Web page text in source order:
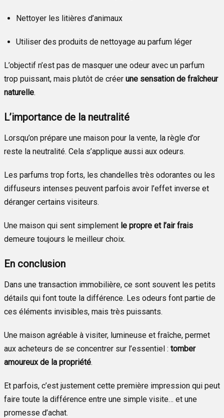
Nettoyer les litières d’animaux
Utiliser des produits de nettoyage au parfum léger
L’objectif n’est pas de masquer une odeur avec un parfum
trop puissant, mais plutôt de créer une sensation de fraîcheur
naturelle.
L’importance de la neutralité
Lorsqu’on prépare une maison pour la vente, la règle d’or
reste la neutralité. Cela s’applique aussi aux odeurs.
Les parfums trop forts, les chandelles très odorantes ou les
diffuseurs intenses peuvent parfois avoir l’effet inverse et
déranger certains visiteurs.
Une maison qui sent simplement le propre et l’air frais
demeure toujours le meilleur choix.
En conclusion
Dans une transaction immobilière, ce sont souvent les petits
détails qui font toute la différence. Les odeurs font partie de
ces éléments invisibles, mais très puissants.
Une maison agréable à visiter, lumineuse et fraîche, permet
aux acheteurs de se concentrer sur l’essentiel : tomber
amoureux de la propriété.
Et parfois, c’est justement cette première impression qui peut
faire toute la différence entre une simple visite… et une
promesse d’achat.